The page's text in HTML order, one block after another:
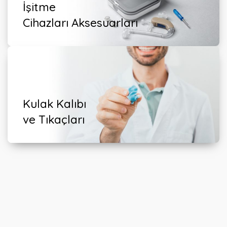
İşitme
Cihazları Aksesuarları
Kulak Kalıbı
ve Tıkaçları